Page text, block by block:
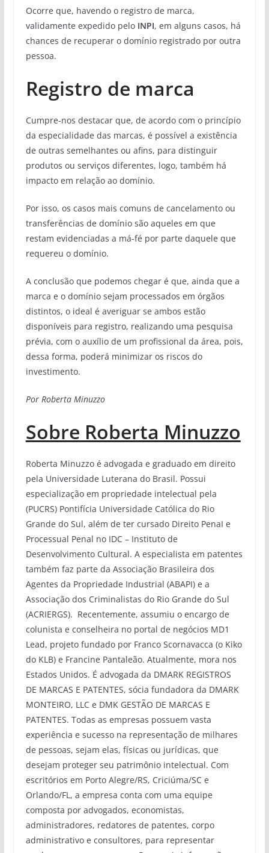
Ocorre que, havendo o registro de marca,
validamente expedido pelo INPI, em alguns casos, há
chances de recuperar o domínio registrado por outra
pessoa.
Registro de marca
Cumpre-nos destacar que, de acordo com o princípio
da especialidade das marcas, é possível a existência
de outras semelhantes ou afins, para distinguir
produtos ou serviços diferentes, logo, também há
impacto em relação ao domínio.
Por isso, os casos mais comuns de cancelamento ou
transferências de domínio são aqueles em que
restam evidenciadas a má-fé por parte daquele que
requereu o domínio.
A conclusão que podemos chegar é que, ainda que a
marca e o domínio sejam processados em órgãos
distintos, o ideal é averiguar se ambos estão
disponíveis para registro, realizando uma pesquisa
prévia, com o auxílio de um profissional da área, pois,
dessa forma, poderá minimizar os riscos do
investimento.
Por Roberta Minuzzo
Sobre Roberta Minuzzo
Roberta Minuzzo é advogada e graduado em direito
pela Universidade Luterana do Brasil. Possui
especialização em propriedade intelectual pela
(PUCRS) Pontifícia Universidade Católica do Rio
Grande do Sul, além de ter cursado Direito PenaI e
Processual Penal no IDC – Instituto de
Desenvolvimento Cultural. A especialista em patentes
também faz parte da Associação Brasileira dos
Agentes da Propriedade Industrial (ABAPI) e a
Associação dos Criminalistas do Rio Grande do Sul
(ACRIERGS). Recentemente, assumiu o encargo de
colunista e conselheira no portal de negócios MD1
Lead, projeto fundado por Franco Scornavacca (o Kiko
do KLB) e Francine Pantaleão. Atualmente, mora nos
Estados Unidos. É advogada da DMARK REGISTROS
DE MARCAS E PATENTES, sócia fundadora da DMARK
MONTEIRO, LLC e DMK GESTÃO DE MARCAS E
PATENTES. Todas as empresas possuem vasta
experiência e sucesso na representação de milhares
de pessoas, sejam elas, físicas ou jurídicas, que
desejam proteger seu patrimônio intelectual. Com
escritórios em Porto Alegre/RS, Criciúma/SC e
Orlando/FL, a empresa conta com uma equipe
composta por advogados, economistas,
administradores, redatores de patentes, corpo
administrativo e consultores, para representar